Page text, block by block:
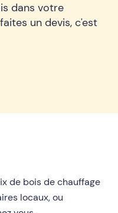
dans votre
un devis, c'est
de bois de chauffage
locaux, ou